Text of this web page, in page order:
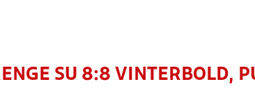
SU 8:8 VINTERBOLD,